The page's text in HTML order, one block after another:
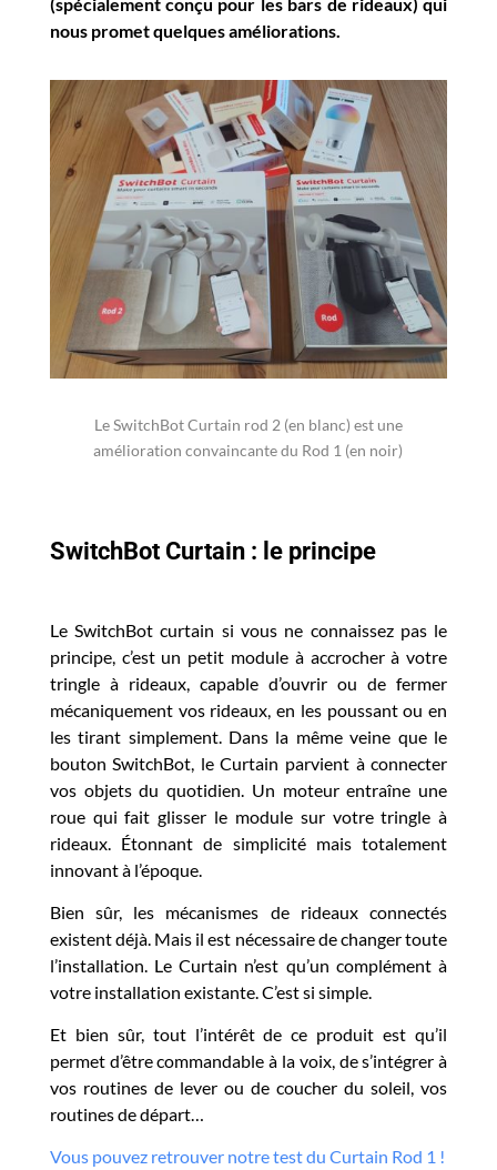
nous promet quelques améliorations.
Le SwitchBot Curtain rod 2 (en blanc) est une
amélioration convaincante du Rod 1 (en noir)
SwitchBot Curtain : le principe
Le SwitchBot curtain si vous ne connaissez pas le
principe, c’est un petit module à accrocher à votre
tringle à rideaux, capable d’ouvrir ou de fermer
mécaniquement vos rideaux, en les poussant ou en
les tirant simplement. Dans la même veine que le
bouton SwitchBot, le Curtain parvient à connecter
vos objets du quotidien. Un moteur entraîne une
roue qui fait glisser le module sur votre tringle à
rideaux. Étonnant de simplicité mais totalement
innovant à l’époque.
Bien sûr, les mécanismes de rideaux connectés
existent déjà. Mais il est nécessaire de changer toute
l’installation. Le Curtain n’est qu’un complément à
votre installation existante. C’est si simple.
Et bien sûr, tout l’intérêt de ce produit est qu’il
permet d’être commandable à la voix, de s’intégrer à
vos routines de lever ou de coucher du soleil, vos
routines de départ…
Vous pouvez retrouver notre test du Curtain Rod 1 !